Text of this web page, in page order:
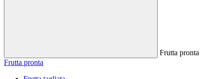
Frutta pronta
Frutta pronta